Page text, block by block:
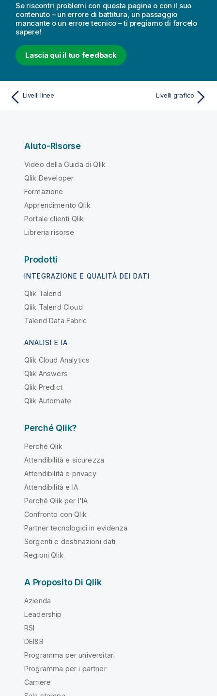
Se riscontri problemi con questa pagina o con il suo
contenuto – un errore di battitura, un passaggio
mancante o un errore tecnico – ti pregiamo di farcelo
sapere!
Lascia qui il tuo feedback
Livelli linee Livelli grafico
Aiuto-Risorse
Video della Guida di Qlik
Qlik Developer
Formazione
Apprendimento Qlik
Portale clienti Qlik
Libreria risorse
Prodotti
INTEGRAZIONE E QUALITÀ DEI DATI
Qlik Talend
Qlik Talend Cloud
Talend Data Fabric
ANALISI E IA
Qlik Cloud Analytics
Qlik Answers
Qlik Predict
Qlik Automate
Perché Qlik?
Perché Qlik
Attendibilità e sicurezza
Attendibilità e privacy
Attendibilità e IA
Perché Qlik per l'IA
Confronto con Qlik
Partner tecnologici in evidenza
Sorgenti e destinazioni dati
Regioni Qlik
A Proposito Di Qlik
Azienda
Leadership
RSI
DEI&B
Programma per universitari
Programma per i partner
Carriere